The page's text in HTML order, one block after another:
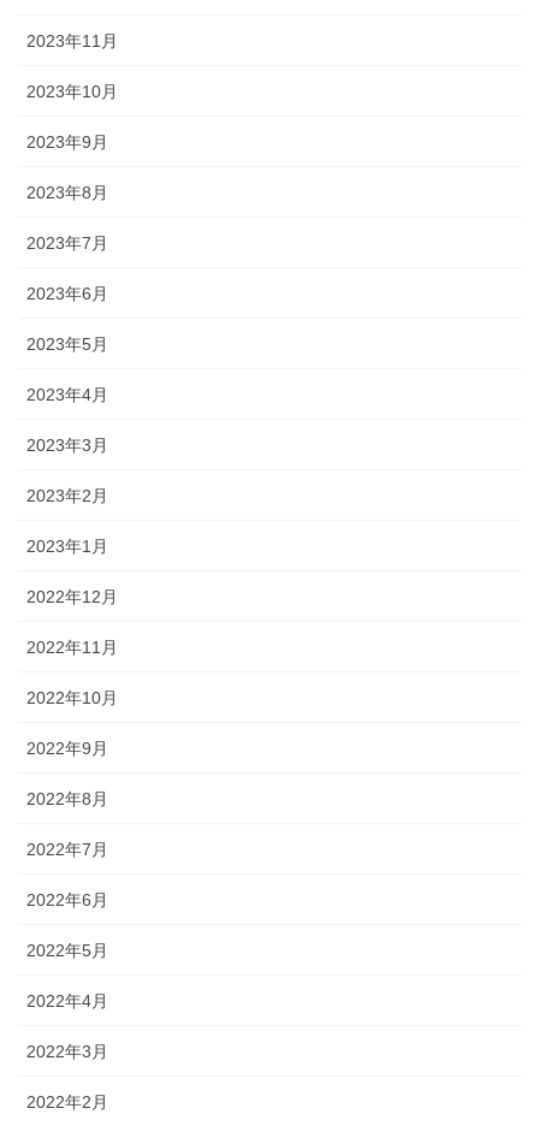
2023年11月
2023年10月
2023年9月
2023年8月
2023年7月
2023年6月
2023年5月
2023年4月
2023年3月
2023年2月
2023年1月
2022年12月
2022年11月
2022年10月
2022年9月
2022年8月
2022年7月
2022年6月
2022年5月
2022年4月
2022年3月
2022年2月